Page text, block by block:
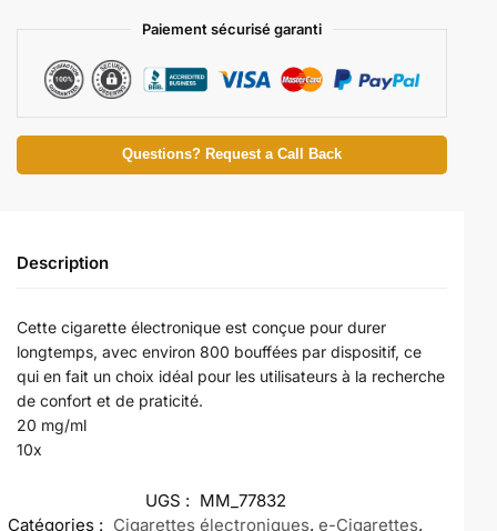
Paiement sécurisé garanti
Questions? Request a Call Back
Description
Cette cigarette électronique est conçue pour durer
longtemps, avec environ 800 bouffées par dispositif, ce
qui en fait un choix idéal pour les utilisateurs à la recherche
de confort et de praticité.
20 mg/ml
10x
UGS : MM_77832
Catégories : Cigarettes électroniques, e-Cigarettes,